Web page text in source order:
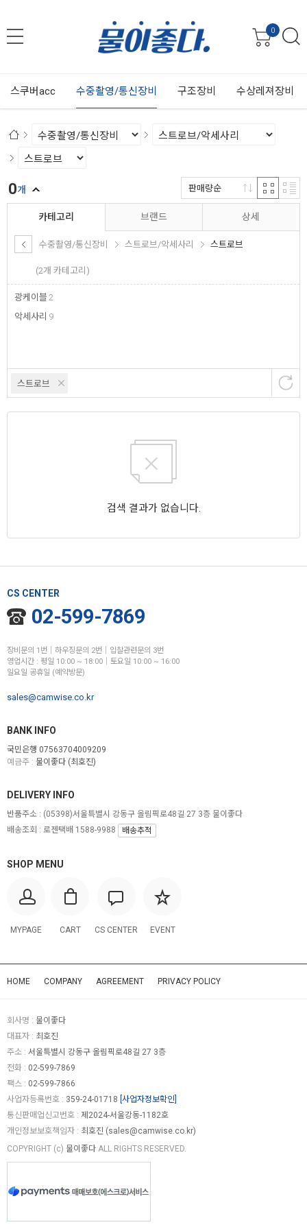
0
스쿠버acc 수중촬영/통신장비 구조장비 수상레져장비
카테고리
수중촬영/통신장비 스트로브/악세사리 스트로브
(2개 카테고리)
광케이블 2
악세사리 9
브랜드 상세
스트로브
0개 판매량순
검색 결과가 없습니다.
CS CENTER
02-599-7869
장비문의 1번│하우징문의 2번│입찰관련문의 3번
영업시간 : 평일 10:00 ~ 18:00│토요일 10:00 ~ 16:00
일요일 공휴일 (예약방문)
sales@camwise.co.kr
BANK INFO
국민은행 07563704009209
예금주 : 물이좋다 (최호진)
SHOP MENU
MYPAGE CART CS CENTER EVENT
DELIVERY INFO
반품주소 : (05398)서울특별시 강동구 올림픽로48길 27 3층 물이좋다
배송조회 : 로젠택배 1588-9988
배송추적
HOME COMPANY AGREEMENT PRIVACY POLICY
회사명 : 물이좋다
대표자 : 최호진
주소 : 서울특별시 강동구 올림픽로48길 27 3층
전화 : 02-599-7869
팩스 : 02-599-7866
사업자등록번호 : 359-24-01718 [사업자정보확인]
통신판매업신고번호 : 제2024-서울강동-1182호
개인정보보호책임자 : 최호진 (sales@camwise.co.kr)
COPYRIGHT (c) 물이좋다 ALL RIGHTS RESERVED.